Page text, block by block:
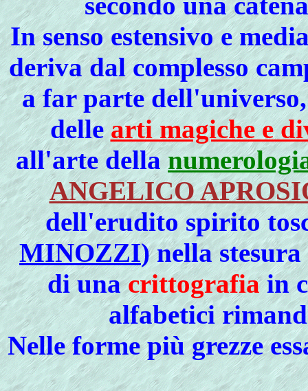
In senso estensivo e
deriva dal complesso
a far parte
dellearti magiche e
all'arte della
ANGELICO
dell'erudito spirito
MINOZZI) nella
di unacrittografiain
alfabetici
Nelle forme più grezze